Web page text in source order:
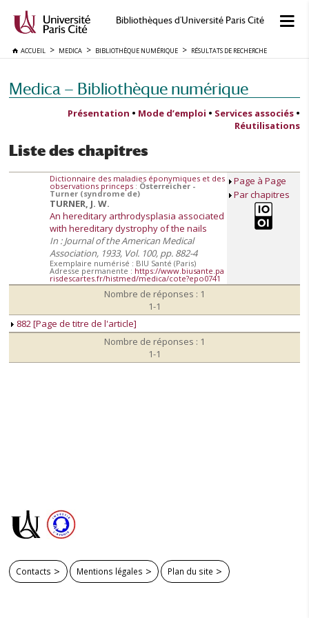
Bibliothèques d'Université Paris Cité
ACCUEIL MEDICA BIBLIOTHÈQUE NUMÉRIQUE RÉSULTATS DE RECHERCHE
Medica — Bibliothèque numérique
Présentation • Mode d’emploi • Services associés •
Réutilisations
Liste des chapitres
Dictionnaire des maladies éponymiques et des
observations princeps : Österreicher -
Turner (syndrome de)
TURNER, J. W.
An hereditary arthrodysplasia associated
with hereditary dystrophy of the nails
In : Journal of the American Medical
Association, 1933, Vol. 100, pp. 882-4
Exemplaire numérisé : BIU Santé (Paris)
Adresse permanente : https://www.biusante.pa
risdescartes.fr/histmed/medica/cote?epo0741
Page à Page
Par chapitres
Nombre de réponses : 1
1-1
882 [Page de titre de l'article]
Nombre de réponses : 1
1-1
Contacts Mentions légales Plan du site